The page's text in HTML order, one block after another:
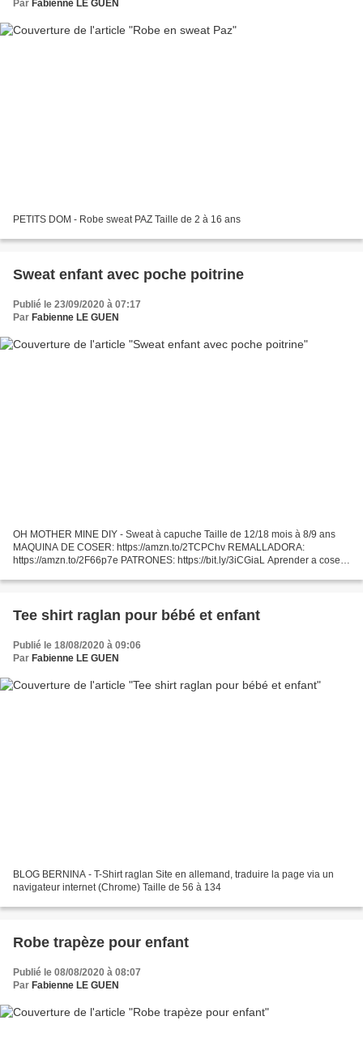
Par Fabienne LE GUEN
PETITS DOM - Robe sweat PAZ Taille de 2 à 16 ans
Sweat enfant avec poche poitrine
Publié le 23/09/2020 à 07:17
Par Fabienne LE GUEN
OH MOTHER MINE DIY - Sweat à capuche Taille de 12/18 mois à 8/9 ans
MAQUINA DE COSER: https://amzn.to/2TCPChv REMALLADORA:
https://amzn.to/2F66p7e PATRONES: https://bit.ly/3iCGiaL Aprender a coser
Tee shirt raglan pour bébé et enfant
Publié le 18/08/2020 à 09:06
Par Fabienne LE GUEN
BLOG BERNINA - T-Shirt raglan Site en allemand, traduire la page via un
navigateur internet (Chrome) Taille de 56 à 134
Robe trapèze pour enfant
Publié le 08/08/2020 à 08:07
Par Fabienne LE GUEN